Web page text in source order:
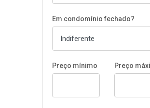
Em condomínio fechado?
Preço mínimo Preço